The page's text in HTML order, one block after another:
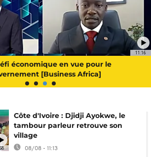
11:16
économique en vue pour le
[Business Africa]
Côte d'Ivoire : Djidji Ayokwe, le
tambour parleur retrouve son
village
08/08 - 11:13